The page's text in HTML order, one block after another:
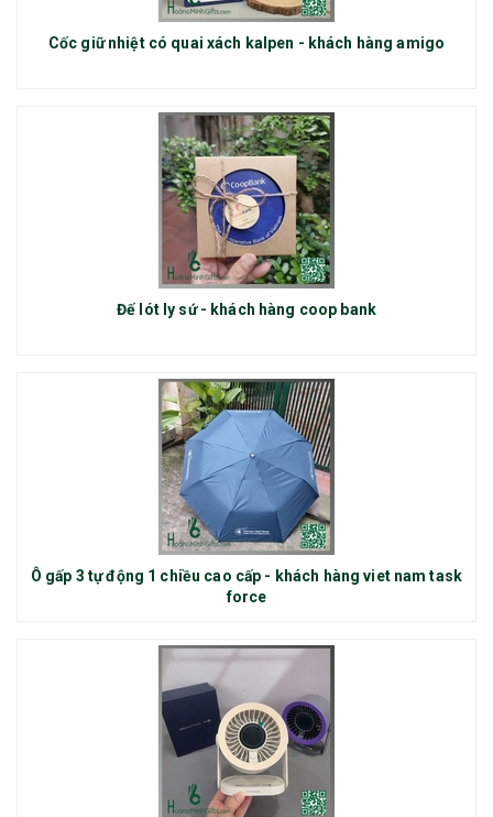
Cốc giữ nhiệt có quai xách kalpen - khách hàng amigo
Đế lót ly sứ - khách hàng coop bank
Ô gấp 3 tự động 1 chiều cao cấp - khách hàng viet nam task
force